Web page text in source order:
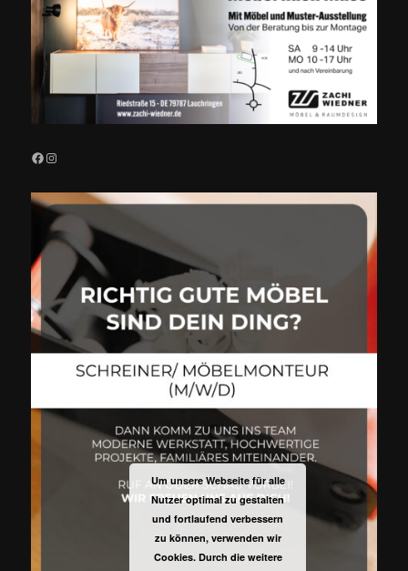
Facebook
Instagram
Um unsere Webseite für alle
Nutzer optimal zu gestalten
und fortlaufend verbessern
zu können, verwenden wir
Cookies. Durch die weitere